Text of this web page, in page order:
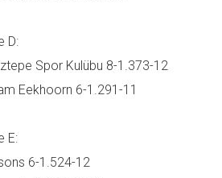
D:
Spor Kulübu 8-1.373-12
Eekhoorn 6-1.291-11
E:
6-1.524-12